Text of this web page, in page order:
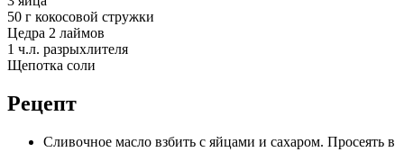
50 г кокосовой стружки
Цедра 2 лаймов
1 ч.л. разрыхлителя
Щепотка соли
Рецепт
Сливочное масло взбить с яйцами и сахаром. Просеять в